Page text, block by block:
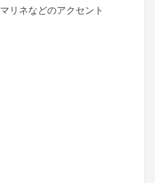
リネなどのアクセント